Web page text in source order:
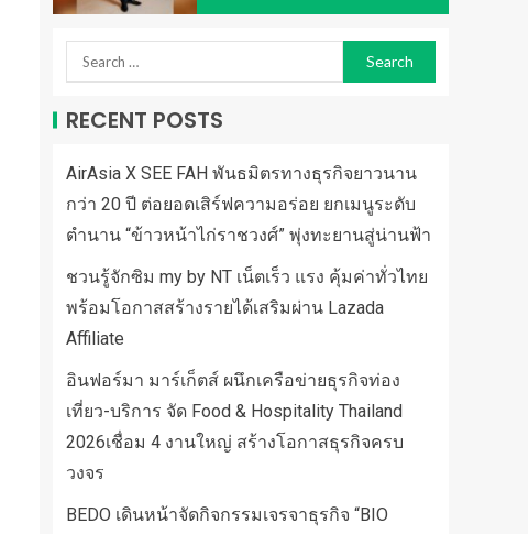
RECENT POSTS
AirAsia X SEE FAH พันธมิตรทางธุรกิจยาวนาน
กว่า 20 ปี ต่อยอดเสิร์ฟความอร่อย ยกเมนูระดับ
ตำนาน “ข้าวหน้าไก่ราชวงศ์” พุ่งทะยานสู่น่านฟ้า
ชวนรู้จักซิม my by NT เน็ตเร็ว แรง คุ้มค่าทั่วไทย
พร้อมโอกาสสร้างรายได้เสริมผ่าน Lazada
Affiliate
อินฟอร์มา มาร์เก็ตส์ ผนึกเครือข่ายธุรกิจท่อง
เที่ยว-บริการ จัด Food & Hospitality Thailand
2026เชื่อม 4 งานใหญ่ สร้างโอกาสธุรกิจครบ
วงจร
BEDO เดินหน้าจัดกิจกรรมเจรจาธุรกิจ “BIO